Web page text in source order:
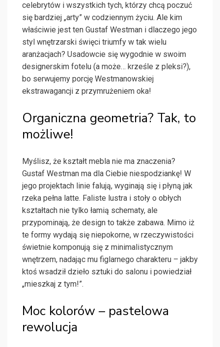
celebrytów i wszystkich tych, którzy chcą poczuć
się bardziej „arty” w codziennym życiu. Ale kim
właściwie jest ten Gustaf Westman i dlaczego jego
styl wnętrzarski święci triumfy w tak wielu
aranżacjach? Usadowcie się wygodnie w swoim
designerskim fotelu (a może… krześle z pleksi?),
bo serwujemy porcję Westmanowskiej
ekstrawagancji z przymrużeniem oka!
Organiczna geometria? Tak, to
możliwe!
Myślisz, że kształt mebla nie ma znaczenia?
Gustaf Westman ma dla Ciebie niespodziankę! W
jego projektach linie falują, wyginają się i płyną jak
rzeka pełna latte. Faliste lustra i stoły o obłych
kształtach nie tylko łamią schematy, ale
przypominają, że design to także zabawa. Mimo iż
te formy wydają się niepokorne, w rzeczywistości
świetnie komponują się z minimalistycznym
wnętrzem, nadając mu figlarnego charakteru – jakby
ktoś wsadził dzieło sztuki do salonu i powiedział
„mieszkaj z tym!”.
Moc kolorów – pastelowa
rewolucja